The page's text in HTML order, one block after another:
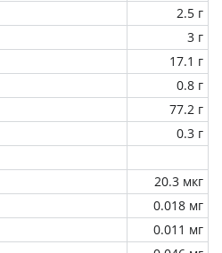
2.5 г
3 г
17.1 г
0.8 г
77.2 г
0.3 г
20.3 мкг
0.018 мг
0.011 мг